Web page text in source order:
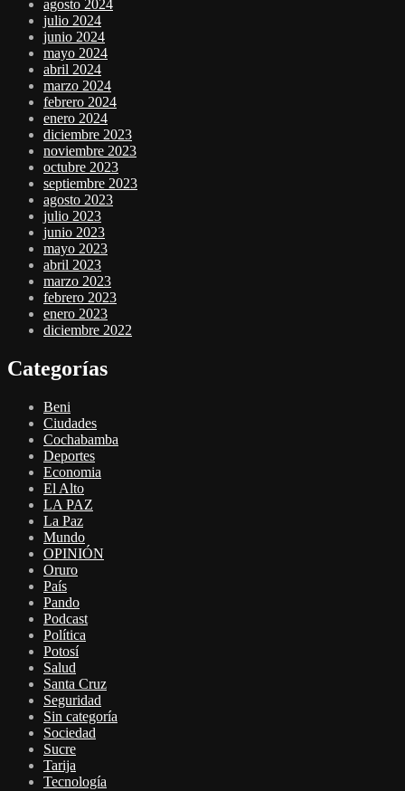
agosto 2024
julio 2024
junio 2024
mayo 2024
abril 2024
marzo 2024
febrero 2024
enero 2024
diciembre 2023
noviembre 2023
octubre 2023
septiembre 2023
agosto 2023
julio 2023
junio 2023
mayo 2023
abril 2023
marzo 2023
febrero 2023
enero 2023
diciembre 2022
Categorías
Beni
Ciudades
Cochabamba
Deportes
Economia
El Alto
LA PAZ
La Paz
Mundo
OPINIÓN
Oruro
País
Pando
Podcast
Política
Potosí
Salud
Santa Cruz
Seguridad
Sin categoría
Sociedad
Sucre
Tarija
Tecnología